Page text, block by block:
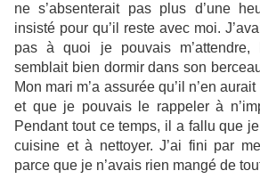
ne s’absenterait pas plus d’une
insisté pour qu’il reste avec moi.
pas à quoi je pouvais
semblait bien dormir dans son
Mon mari m’a assurée qu’il n’en
et que je pouvais le rappeler à
Pendant tout ce temps, il a fallu que
cuisine et à nettoyer. J’ai fini par
parce que je n’avais rien mangé de